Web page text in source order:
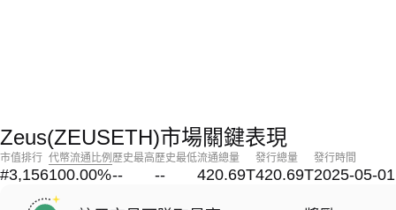
Zeus(ZEUSETH)市場關鍵表現
市值排行
#3,156
代幣流通比例
100.00%
歷史最高
--
歷史最低
--
流通總量
420.69T
發行總量
420.69T
發行時間
2025-05-01